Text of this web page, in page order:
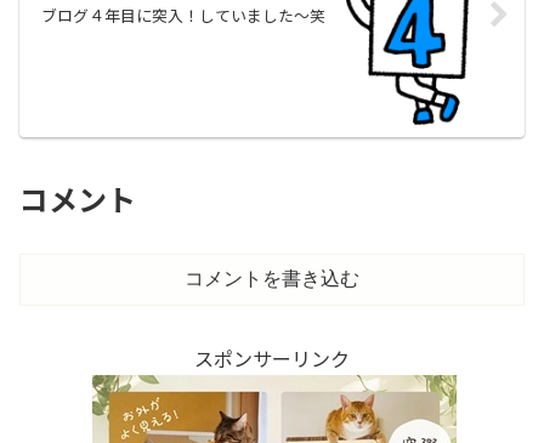
ブログ４年目に突入！していました～笑
コメント
コメントを書き込む
スポンサーリンク